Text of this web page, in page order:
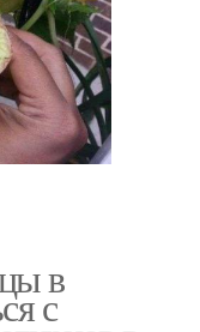
в
с